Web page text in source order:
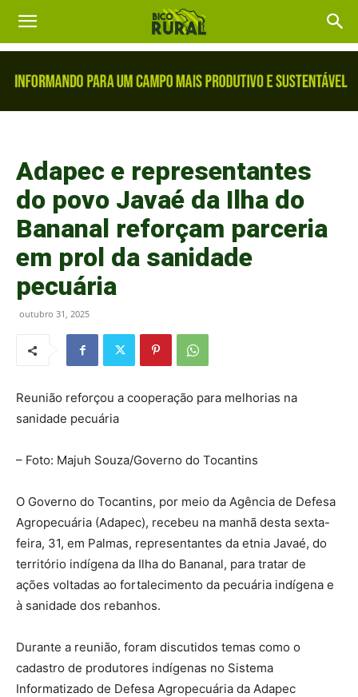
Adapec e representantes
do povo Javaé da Ilha do
Bananal reforçam parceria
em prol da sanidade
pecuária
outubro 31, 2025
Reunião reforçou a cooperação para melhorias na
sanidade pecuária
– Foto: Majuh Souza/Governo do Tocantins
O Governo do Tocantins, por meio da Agência de Defesa
Agropecuária (Adapec), recebeu na manhã desta sexta-
feira, 31, em Palmas, representantes da etnia Javaé, do
território indígena da Ilha do Bananal, para tratar de
ações voltadas ao fortalecimento da pecuária indígena e
à sanidade dos rebanhos.
Durante a reunião, foram discutidos temas como o
cadastro de produtores indígenas no Sistema
Informatizado de Defesa Agropecuária da Adapec